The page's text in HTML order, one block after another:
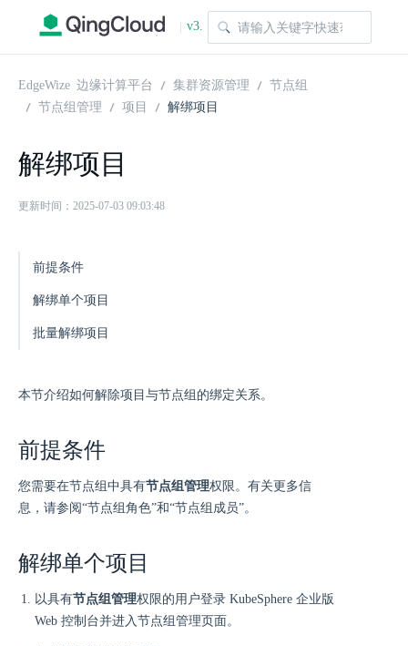
| v3.
1.0
EdgeWize 边缘计算平台 集群资源管理
节点组
节点组管理
项目 解绑项目
解绑项目
更新时间：2025-07-03 09:03:48
前提条件
解绑单个项目
批量解绑项目
本节介绍如何解除项目与节点组的绑定关系。
前提条件
您需要在节点组中具有节点组管理权限。有关更多信
息，请参阅“节点组角色”和“节点组成员”。
解绑单个项目
以具有节点组管理权限的用户登录 KubeSphere 企业版
Web 控制台并进入节点组管理页面。